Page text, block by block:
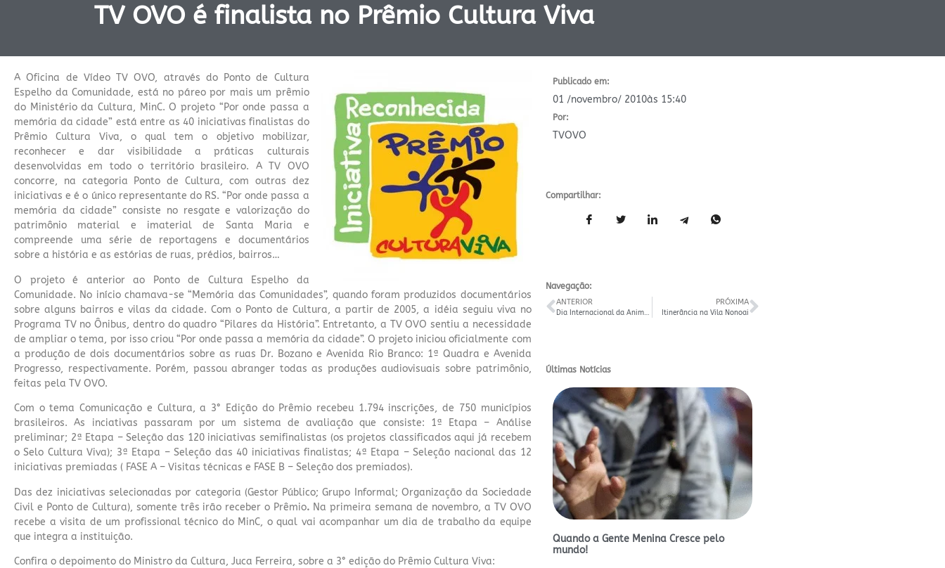
TV OVO é finalista no Prêmio Cultura Viva
A Oficina de Vídeo TV OVO, através do Ponto de Cultura
Espelho da Comunidade, está no páreo por mais um prêmio
do Ministério da Cultura, MinC. O projeto “Por onde passa a
memória da cidade” está entre as 40 iniciativas finalistas do
Prêmio Cultura Viva, o qual tem o objetivo mobilizar,
reconhecer e dar visibilidade a práticas culturais
desenvolvidas em todo o território brasileiro. A TV OVO
concorre, na categoria Ponto de Cultura, com outras dez
iniciativas e é o único representante do RS. “Por onde passa a
memória da cidade” consiste no resgate e valorização do
patrimônio material e imaterial de Santa Maria e
compreende uma série de reportagens e documentários
sobre a história e as estórias de ruas, prédios, bairros…
O projeto é anterior ao Ponto de Cultura Espelho da
Comunidade. No início chamava-se “Memória das Comunidades”, quando foram produzidos documentários
sobre alguns bairros e vilas da cidade. Com o Ponto de Cultura, a partir de 2005, a idéia seguiu viva no
Programa TV no Ônibus, dentro do quadro “Pilares da História”. Entretanto, a TV OVO sentiu a necessidade
de ampliar o tema, por isso criou “Por onde passa a memória da cidade”. O projeto iniciou oficialmente com
a produção de dois documentários sobre as ruas Dr. Bozano e Avenida Rio Branco: 1ª Quadra e Avenida
Progresso, respectivamente. Porém, passou abranger todas as produções audiovisuais sobre patrimônio,
feitas pela TV OVO.
Com o tema Comunicação e Cultura, a 3° Edição do Prêmio recebeu 1.794 inscrições, de 750 municípios
brasileiros. As inciativas passaram por um sistema de avaliação que consiste:
1ª Etapa – Análise
preliminar; 2ª Etapa – Seleção das 120 iniciativas semifinalistas (os projetos classificados aqui já recebem
o Selo Cultura Viva); 3ª Etapa – Seleção das 40 iniciativas finalistas; 4ª Etapa – Seleção nacional das 12
iniciativas premiadas ( FASE A – Visitas técnicas e FASE B – Seleção dos premiados).
Das dez iniciativas selecionadas por categoria (Gestor Público; Grupo Informal; Organização da Sociedade
Civil e Ponto de Cultura), somente três irão receber o Prêmio. Na primeira semana de novembro, a TV OVO
recebe a visita de um profissional técnico do MinC, o qual vai acompanhar um dia de trabalho da equipe
que integra a instituição.
Confira o depoimento do Ministro da Cultura, Juca Ferreira, sobre a 3° edição do Prêmio Cultura Viva:
Publicado em:
01 /novembro/ 2010às 15:40
Por:
TVOVO
Compartilhar:
Navegação:
ANTERIOR
Dia Internacional da Animação
PRÓXIMA
Itinerância na Vila Nonoai
Últimas Notícias
Quando a Gente Menina Cresce pelo
mundo!